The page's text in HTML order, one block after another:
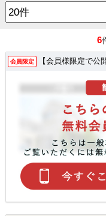
6
会員限定 【会員様限定で公